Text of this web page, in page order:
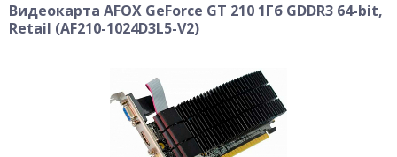
Видеокарта AFOX GeForce GT 210 1Гб GDDR3 64-bit,
Retail (AF210-1024D3L5-V2)